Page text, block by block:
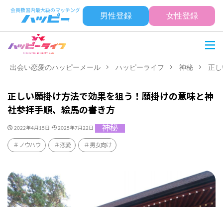
男性登録 女性登録
出会い恋愛のハッピーメール ハッピーライフ 神秘 正
正しい願掛け方法で効果を狙う！願掛けの意味と神
社参拝手順、絵馬の書き方
2022年4月15日 2025年7月22日 神秘
ノウハウ 恋愛 男女向け